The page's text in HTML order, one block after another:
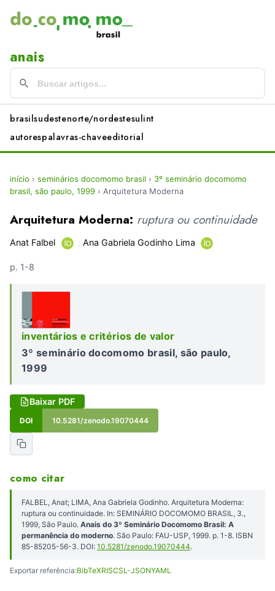
anais
brasilsudestenorte/nordestesulint
autorespalavras-chaveeditorial
início › seminários docomomo brasil › 3º seminário docomomo
brasil, são paulo, 1999 › Arquitetura Moderna
Arquitetura Moderna: ruptura ou continuidade
Anat Falbel ; Ana Gabriela Godinho Lima
p. 1-8
inventários e critérios de valor
3º seminário docomomo brasil, são paulo,
1999
Baixar PDF
DOI 10.5281/zenodo.19070444
como citar
FALBEL, Anat; LIMA, Ana Gabriela Godinho. Arquitetura Moderna:
ruptura ou continuidade. In: SEMINÁRIO DOCOMOMO BRASIL, 3.,
1999, São Paulo. Anais do 3º Seminário Docomomo Brasil: A
permanência do moderno. São Paulo: FAU-USP, 1999. p. 1-8. ISBN
85-85205-56-3. DOI: 10.5281/zenodo.19070444.
Exportar referência:BibTeXRISCSL-JSONYAML